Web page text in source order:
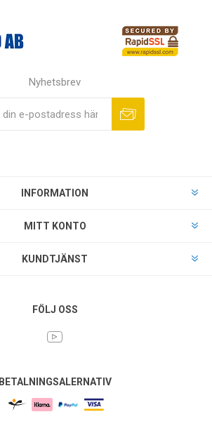
Nyhetsbrev
INFORMATION
MITT KONTO
KUNDTJÄNST
FÖLJ OSS
BETALNINGSALERNATIV